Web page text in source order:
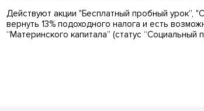
Действуют акции "Бесплатный пробный урок”,
вернуть 13% подоходного налога и есть
“Материнского капитала” (статус “Социальный